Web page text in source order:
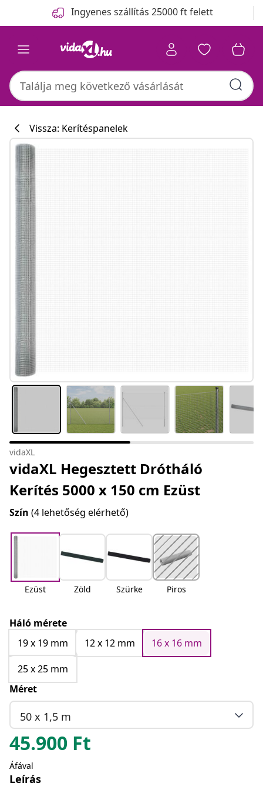
Ingyenes szállítás 25000 ft felett
Vissza: Kerítéspanelek
vidaXL
vidaXL Hegesztett Drótháló
Kerítés 5000 x 150 cm Ezüst
Szín (4 lehetőség elérhető)
Ezüst Zöld Szürke Piros
Háló mérete
19 x 19 mm
12 x 12 mm
16 x 16 mm
25 x 25 mm
Méret
50 x 1,5 m
45.900 Ft
Áfával
Leírás